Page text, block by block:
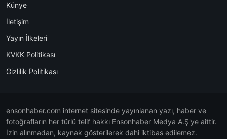
Künye
İletişim
Yayın İlkeleri
KVKK Politikası
Gizlilik Politikası
ensonhaber.com internet sitesinde yayınlanan yazı, haber ve
fotoğrafların her türlü telif hakkı Ensonhaber Medya A.Ş'ye aittir.
İzin alınmadan, kaynak gösterilerek dahi iktibas edilemez.